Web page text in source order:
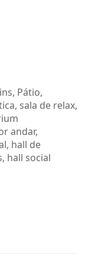
Pátio,
sala de relax,
andar,
hall de
hall social